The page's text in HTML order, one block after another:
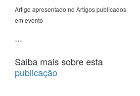
Artigo apresentado no Artigos publicados
em evento
...
Saiba mais sobre esta
publicação